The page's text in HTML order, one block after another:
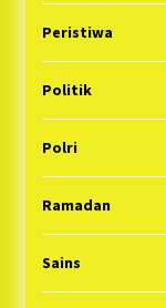
Peristiwa
Politik
Polri
Ramadan
Sains